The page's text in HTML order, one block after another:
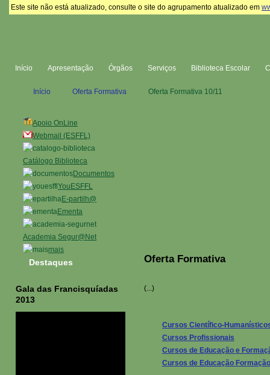
Este site não está atualizado, consulte o site do agrupamento atualizado em
Início Apresentação Órgãos Serviços Biblioteca Escolar
Apoio OnLine
Webmail (ESFFL)
Catálogo Biblioteca
Documentos
YouESFFL
E-partilh@
Ementa
Academia Segur@Net
mais
Início Oferta Formativa Oferta Formativa 10/11
Oferta Formativa
(...)
Cursos Científico-
Cursos Profissionais
Cursos de Educação e
Cursos de Educação
Destaques
Gala das Francisquíadas
2013